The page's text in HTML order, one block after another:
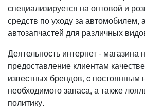
специализируется на оптовой и
средств по уходу за автомобилем,
автозапчастей для различных
Деятельность интернет - магазина
предоставление клиентам
известных брендов, c постоянным
необходимого запаса, а также
политику.